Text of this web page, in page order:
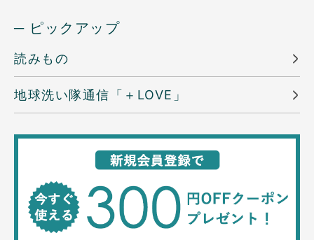
─ ピックアップ
読みもの
地球洗い隊通信「＋LOVE」